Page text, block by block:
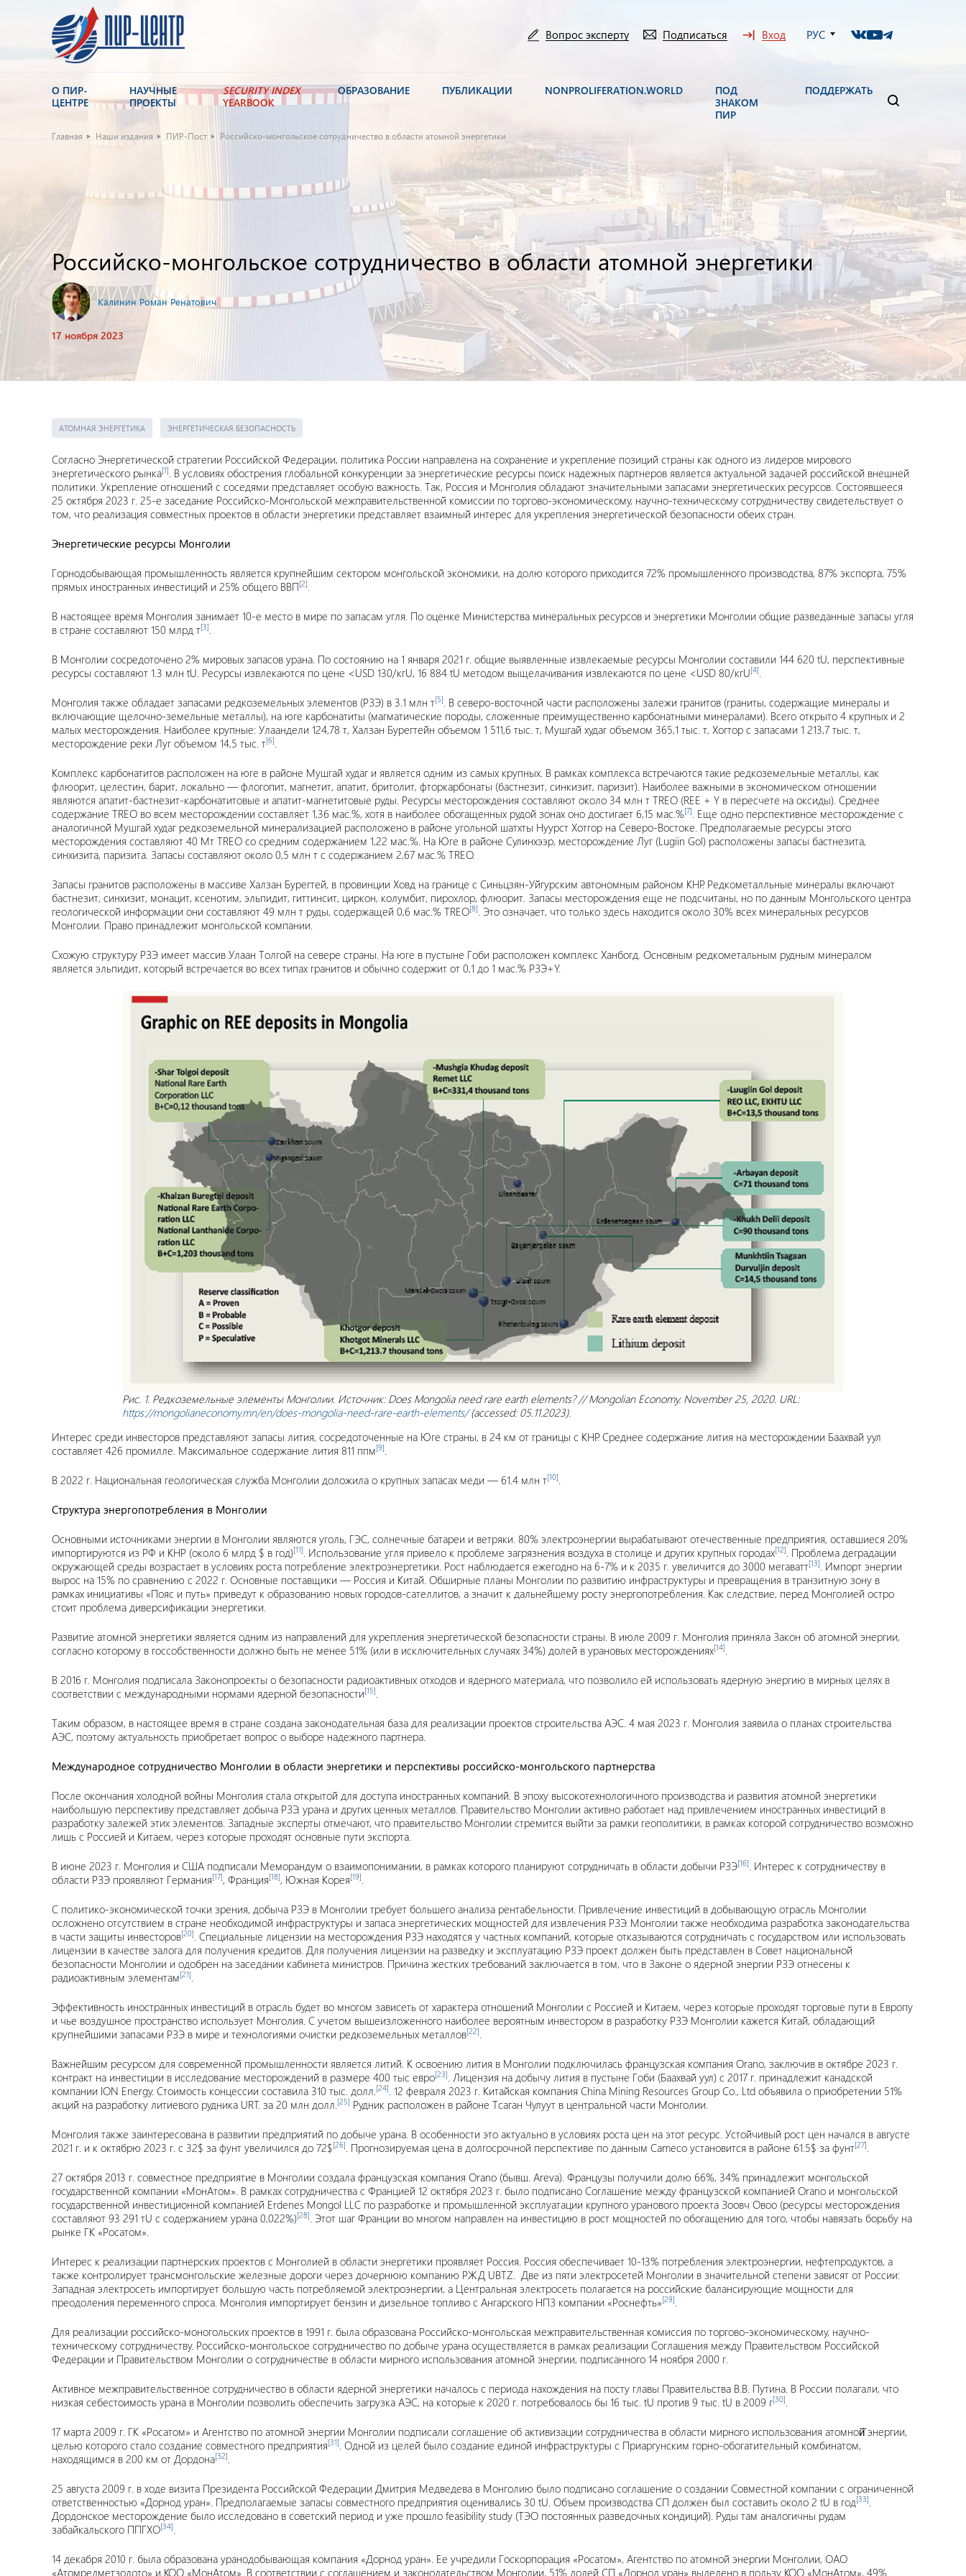
Вопрос эксперту Подписаться Вход РУС
О ПИР-
ЦЕНТРЕ
НАУЧНЫЕ
ПРОЕКТЫ
SECURITY INDEX
YEARBOOK
ОБРАЗОВАНИЕ ПУБЛИКАЦИИ NONPROLIFERATION.WORLD
ПОД
ЗНАКОМ
ПИР
ПОДДЕРЖАТЬ
Главная Наши издания ПИР-Пост Российско-монгольское сотрудничество в области атомной энергетики
Российско-монгольское сотрудничество в области атомной энергетики
Калинин Роман Ренатович
17 ноября 2023
АТОМНАЯ ЭНЕРГЕТИКА ЭНЕРГЕТИЧЕСКАЯ БЕЗОПАСНОСТЬ
Согласно Энергетической стратегии Российской Федерации, политика России направлена на сохранение и укрепление позиций страны как одного из лидеров мирового
энергетического рынка[1]. В условиях обострения глобальной конкуренции за энергетические ресурсы поиск надежных партнеров является актуальной задачей российской внешней
политики. Укрепление отношений с соседями представляет особую важность. Так, Россия и Монголия обладают значительными запасами энергетических ресурсов. Состоявшееся
25 октября 2023 г. 25-е заседание Российско-Монгольской межправительственной комиссии по торгово-экономическому, научно-техническому сотрудничеству свидетельствует о
том, что реализация совместных проектов в области энергетики представляет взаимный интерес для укрепления энергетической безопасности обеих стран.
Энергетические ресурсы Монголии
Горнодобывающая промышленность является крупнейшим сектором монгольской экономики, на долю которого приходится 72% промышленного производства, 87% экспорта, 75%
прямых иностранных инвестиций и 25% общего ВВП[2].
В настоящее время Монголия занимает 10-е место в мире по запасам угля. По оценке Министерства минеральных ресурсов и энергетики Монголии общие разведанные запасы угля
в стране составляют 150 млрд т[3].
В Монголии сосредоточено 2% мировых запасов урана. По состоянию на 1 января 2021 г. общие выявленные извлекаемые ресурсы Монголии составили 144 620 tU, перспективные
ресурсы составляют 1.3 млн tU. Ресурсы извлекаются по цене <USD 130/кгU, 16 884 tU методом выщелачивания извлекаются по цене <USD 80/кгU[4].
Монголия также обладает запасами редкоземельных элементов (РЗЭ) в 3.1 млн т[5]. В северо-восточной части расположены залежи гранитов (граниты, содержащие минералы и
включающие щелочно-земельные металлы), на юге карбонатиты (магматические породы, сложенные преимущественно карбонатными минералами). Всего открыто 4 крупных и 2
малых месторождения. Наиболее крупные: Улаандели 124,78 т, Халзан Бурегтейн объемом 1 511,6 тыс. т, Мушгай худаг объемом 365,1 тыс. т, Хогтор с запасами 1 213,7 тыс. т,
месторождение реки Луг объемом 14,5 тыс. т[6].
Комплекс карбонатитов расположен на юге в районе Мушгай худаг и является одним из самых крупных. В рамках комплекса встречаются такие редкоземельные металлы, как
флюорит, целестин, барит, локально — флогопит, магнетит, апатит, бритолит, фторкарбонаты (бастнезит, синкизит, паризит). Наиболее важными в экономическом отношении
являются апатит-бастнезит-карбонатитовые и апатит-магнетитовые руды. Ресурсы месторождения составляют около 34 млн т TREO (REE + Y в пересчете на оксиды). Среднее
содержание TREO во всем месторождении составляет 1,36 мас.%, хотя в наиболее обогащенных рудой зонах оно достигает 6,15 мас.%[7]. Еще одно перспективное месторождение с
аналогичной Мушгай худаг редкоземельной минерализацией расположено в районе угольной шатхты Нуурст Хотгор на Северо-Востоке. Предполагаемые ресурсы этого
месторождения составляют 40 Мт TREO со средним содержанием 1,22 мас.%. На Юге в районе Сулинхээр, месторождение Луг (Lugiin Gol) расположены запасы бастнезита,
синхизита, паризита. Запасы составляют около 0,5 млн т с содержанием 2,67 мас.% TREO.
Запасы гранитов расположены в массиве Халзан Бурегтей, в провинции Ховд на границе с Синьцзян-Уйгурским автономным районом КНР. Редкометалльные минералы включают
бастнезит, синхизит, монацит, ксенотим, эльпидит, гиттинсит, циркон, колумбит, пирохлор, флюорит. Запасы месторождения еще не подсчитаны, но по данным Монгольского центра
геологической информации они составляют 49 млн т руды, содержащей 0,6 мас.% TREO[8]. Это означает, что только здесь находится около 30% всех минеральных ресурсов
Монголии. Право принадлежит монгольской компании.
Схожую структуру РЗЭ имеет массив Улаан Толгой на севере страны. На юге в пустыне Гоби расположен комплекс Ханбогд. Основным редкометальным рудным минералом
является эльпидит, который встречается во всех типах гранитов и обычно содержит от 0,1 до 1 мас.% РЗЭ+Y.
Рис. 1. Редкоземельные элементы Монголии. Источник: Does Mongolia need rare earth elements? // Mongolian Economy. November 25, 2020. URL:
https://mongolianeconomy.mn/en/does-mongolia-need-rare-earth-elements/(accessed: 05.11.2023).
Интерес среди инвесторов представляют запасы лития, сосредоточенные на Юге страны, в 24 км от границы с КНР. Среднее содержание лития на месторождении Баахвай уул
составляет 426 промилле. Максимальное содержание лития 811 ппм[9].
В 2022 г. Национальная геологическая служба Монголии доложила о крупных запасах меди — 61.4 млн т[10].
Структура энергопотребления в Монголии
Основными источниками энергии в Монголии являются уголь, ГЭС, солнечные батареи и ветряки. 80% электроэнергии вырабатывают отечественные предприятия, оставшиеся 20%
импортируются из РФ и КНР (около 6 млрд $ в год)[11]. Использование угля привело к проблеме загрязнения воздуха в столице и других крупных городах[12]. Проблема деградации
окружающей среды возрастает в условиях роста потребление электроэнергетики. Рост наблюдается ежегодно на 6-7% и к 2035 г. увеличится до 3000 мегаватт[13]. Импорт энергии
вырос на 15% по сравнению с 2022 г. Основные поставщики — Россия и Китай. Обширные планы Монголии по развитию инфраструктуры и превращения в транзитную зону в
рамках инициативы «Пояс и путь» приведут к образованию новых городов-сателлитов, а значит к дальнейшему росту энергопотребления. Как следствие, перед Монголией остро
стоит проблема диверсификации энергетики.
Развитие атомной энергетики является одним из направлений для укрепления энергетической безопасности страны. В июле 2009 г. Монголия приняла Закон об атомной энергии,
согласно которому в госсобственности должно быть не менее 51% (или в исключительных случаях 34%) долей в урановых месторождениях[14].
В 2016 г. Монголия подписала Законопроекты о безопасности радиоактивных отходов и ядерного материала, что позволило ей использовать ядерную энергию в мирных целях в
соответствии с международными нормами ядерной безопасности[15].
Таким образом, в настоящее время в стране создана законодательная база для реализации проектов строительства АЭС. 4 мая 2023 г. Монголия заявила о планах строительства
АЭС, поэтому актуальность приобретает вопрос о выборе надежного партнера.
Международное сотрудничество Монголии в области энергетики и перспективы российско-монгольского партнерства
После окончания холодной войны Монголия стала открытой для доступа иностранных компаний. В эпоху высокотехнологичного производства и развития атомной энергетики
наибольшую перспективу представляет добыча РЗЭ, урана и других ценных металлов. Правительство Монголии активно работает над привлечением иностранных инвестиций в
разработку залежей этих элементов. Западные эксперты отмечают, что правительство Монголии стремится выйти за рамки геополитики, в рамках которой сотрудничество возможно
лишь с Россией и Китаем, через которые проходят основные пути экспорта.
В июне 2023 г. Монголия и США подписали Меморандум о взаимопонимании, в рамках которого планируют сотрудничать в области добычи РЗЭ[16]. Интерес к сотрудничеству в
области РЗЭ проявляют Германия[17], Франция[18], Южная Корея[19].
С политико-экономической точки зрения, добыча РЗЭ в Монголии требует большего анализа рентабельности. Привлечение инвестиций в добывающую отрасль Монголии
осложнено отсутствием в стране необходимой инфраструктуры и запаса энергетических мощностей для извлечения РЗЭ. Монголии также необходима разработка законодательства
в части защиты инвесторов[20]. Специальные лицензии на месторождения РЗЭ находятся у частных компаний, которые отказываются сотрудничать с государством или использовать
лицензии в качестве залога для получения кредитов. Для получения лицензии на разведку и эксплуатацию РЗЭ проект должен быть представлен в Совет национальной
безопасности Монголии и одобрен на заседании кабинета министров. Причина жестких требований заключается в том, что в Законе о ядерной энергии РЗЭ отнесены к
радиоактивным элементам[21].
Эффективность иностранных инвестиций в отрасль будет во многом зависеть от характера отношений Монголии с Россией и Китаем, через которые проходят торговые пути в Европу
и чье воздушное пространство использует Монголия. С учетом вышеизложенного наиболее вероятным инвестором в разработку РЗЭ Монголии кажется Китай, обладающий
крупнейшими запасами РЗЭ в мире и технологиями очистки редкоземельных металлов[22].
Важнейшим ресурсом для современной промышленности является литий. К освоению лития в Монголии подключилась французская компания Orano, заключив в октябре 2023 г.
контракт на инвестиции в исследование месторождений в размере 400 тыс евро[23]. Лицензия на добычу лития в пустыне Гоби (Баахвай уул) с 2017 г. принадлежит канадской
компании ION Energy. Стоимость концессии составила 310 тыс. долл.[24]. 12 февраля 2023 г. Китайская компания China Mining Resources Group Co., Ltd объявила о приобретении 51%
акций на разработку литиевого рудника URT. за 20 млн долл.[25] Рудник расположен в районе Тсаган Чулуут в центральной части Монголии.
Монголия также заинтересована в развитии предприятий по добыче урана. В особенности это актуально в условиях роста цен на этот ресурс. Устойчивый рост цен начался в августе
2021 г. и к октябрю 2023 г. с 32$ за фунт увеличился до 72$[26]. Прогнозируемая цена в долгосрочной перспективе по данным Cameco установится в районе 61.5$ за фунт[27].
27 октября 2013 г. совместное предприятие в Монголии создала французская компания Orano (бывш. Areva). Французы получили долю 66%, 34% принадлежит монгольской
государственной компании «МонАтом». В рамках сотрудничества с Францией 12 октября 2023 г. было подписано Соглашение между французской компанией Orano и монгольской
государственной инвестиционной компанией Erdenes Mongol LLC по разработке и промышленной эксплуатации крупного уранового проекта Зоовч Овоо (ресурсы месторождения
составляют 93 291 тU с содержанием урана 0,022%)[28]. Этот шаг Франции во многом направлен на инвестицию в рост мощностей по обогащению для того, чтобы навязать борьбу на
рынке ГК «Росатом».
Интерес к реализации партнерских проектов с Монголией в области энергетики проявляет Россия. Россия обеспечивает 10-13% потребления электроэнергии, нефтепродуктов, а
также контролирует трансмонгольские железные дороги через дочернюю компанию РЖД UBTZ. Две из пяти электросетей Монголии в значительной степени зависят от России:
Западная электросеть импортирует большую часть потребляемой электроэнергии, а Центральная электросеть полагается на российские балансирующие мощности для
преодоления переменного спроса. Монголия импортирует бензин и дизельное топливо с Ангарского НПЗ компании «Роснефть»[29].
Для реализации российско-моногольских проектов в 1991 г. была образована Российско-монгольская межправительственная комиссия по торгово-экономическому, научно-
техническому сотрудничеству. Российско-монгольское сотрудничество по добыче урана осуществляется в рамках реализации Соглашения между Правительством Российской
Федерации и Правительством Монголии о сотрудничестве в области мирного использования атомной энергии, подписанного 14 ноября 2000 г.
Активное межправительственное сотрудничество в области ядерной энергетики началось с периода нахождения на посту главы Правительства В.В. Путина. В России полагали, что
низкая себестоимость урана в Монголии позволить обеспечить загрузка АЭС, на которые к 2020 г. потребовалось бы 16 тыс. tU против 9 тыс. tU в 2009 г[30].
17 марта 2009 г. ГК «Росатом» и Агентство по атомной энергии Монголии подписали соглашение об активизации сотрудничества в области мирного использования атомной̆ энергии,
целью которого стало создание совместного предприятия[31]. Одной из целей было создание единой инфраструктуры с Приаргунским горно-обогатительный комбинатом,
находящимся в 200 км от Дордона[32].
25 августа 2009 г. в ходе визита Президента Российской Федерации Дмитрия Медведева в Монголию было подписано соглашение о создании Совместной компании с ограниченной
ответственностью «Дорнод уран». Предполагаемые запасы совместного предприятия оценивались 30 tU. Объем производства СП должен был составить около 2 tU в год[33].
Дордонское месторождение было исследовано в советский период и уже прошло feasibility study (ТЭО постоянных разведочных кондиций). Руды там аналогичны рудам
забайкальского ППГХО[34].
14 декабря 2010 г. была образована уранодобывающая компания «Дорнод уран». Ее учредили Госкорпорация «Росатом», Агентство по атомной энергии Монголии, ОАО
«Атомредметзолото» и КОО «МонАтом». В соответствии с соглашением и законодательством Монголии, 51% долей СП «Дорнод уран» выделено в пользу КОО «МонАтом», 49%